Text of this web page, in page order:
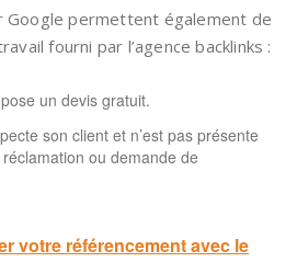
Google permettent également de
fourni par l’agence backlinks :
un devis gratuit.
son client et n’est pas présente
ou demande de
votre référencement avec le